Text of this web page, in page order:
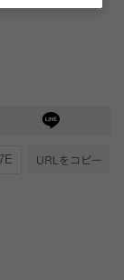
URLをコピー